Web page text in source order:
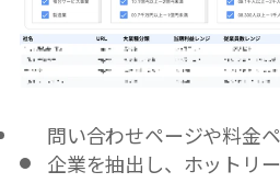
問い合わせページや料金
企業を抽出し、ホットリ